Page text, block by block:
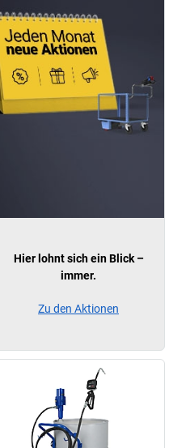
Hier lohnt sich ein Blick –
immer.
Zu den Aktionen